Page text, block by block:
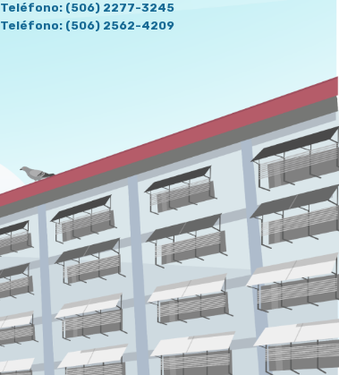
Teléfono: (506) 2277-3245
Teléfono: (506) 2562-4209